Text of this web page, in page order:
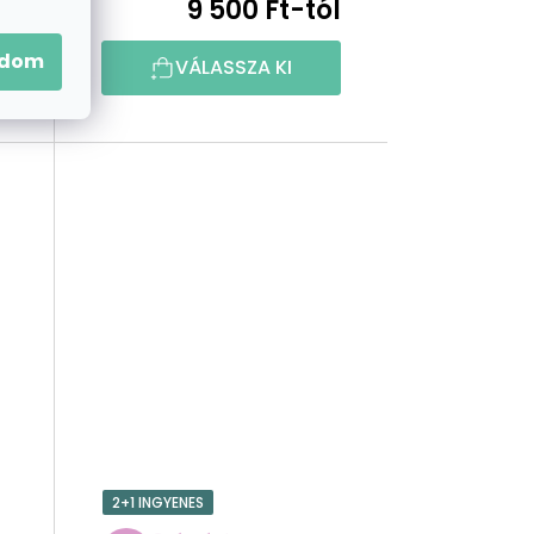
9 500 Ft-tól
VÁLASSZA KI
2+1 INGYENES